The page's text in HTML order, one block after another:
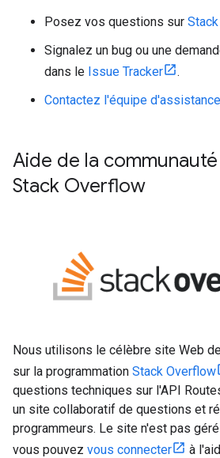
Posez vos questions sur
Signalez un bug ou une
dans le Issue Tracker
.
Contactez l'équipe
Aide de la
Stack Overflow
Nous utilisons le célèbre site Web
sur la programmation Stack Overflow
questions techniques sur l'API
un site collaboratif de questions et
programmeurs. Le site n'est pas
vous pouvez vous connecter
à